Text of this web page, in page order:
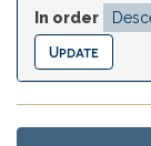
In order